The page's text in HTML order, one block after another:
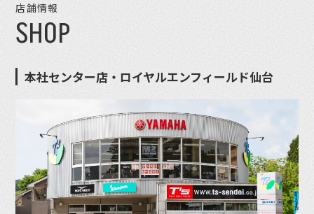
店舗情報
SHOP
本社センター店・ロイヤルエンフィールド仙台